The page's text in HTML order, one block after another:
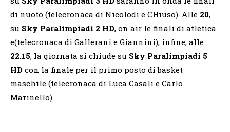
di nuoto (telecronaca di Nicolodi e CHiuso). Alle 20,
su Sky Paralimpiadi 2 HD, on air le finali di atletica
e(telecronaca di Gallerani e Giannini), infine, alle
22.15, la giornata si chiude su Sky Paralimpiadi 5
HD con la finale per il primo posto di basket
maschile (telecronaca di Luca Casali e Carlo
Marinello).